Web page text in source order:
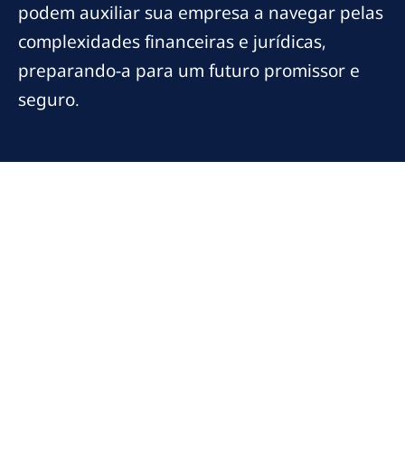
podem auxiliar sua empresa a navegar pelas
complexidades financeiras e jurídicas,
preparando-a para um futuro promissor e
seguro.